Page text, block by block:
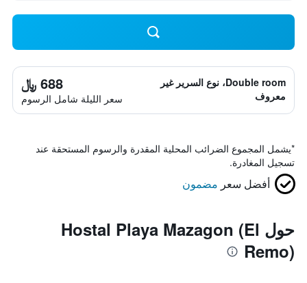
Double room، نوع السرير غير
معروف
688 ﷼
سعر الليلة شامل الرسوم
*يشمل المجموع الضرائب المحلية المقدرة والرسوم المستحقة عند
تسجيل المغادرة.
أفضل سعر مضمون
حول Hostal Playa Mazagon (El
Remo)